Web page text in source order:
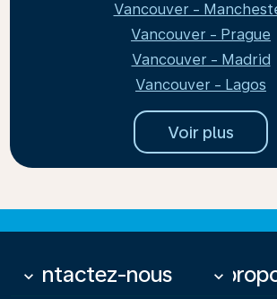
Vancouver -
Vancouver - Prague
Vancouver - Madrid
Vancouver - Lagos
Voir plus
Contactez-nous
keyboard_arrow_down À
keyboard_arrow_down